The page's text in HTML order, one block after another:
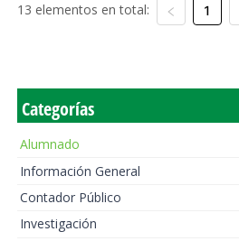
13 elementos en total: 1
Categorías
Alumnado
Información General
Contador Público
Investigación